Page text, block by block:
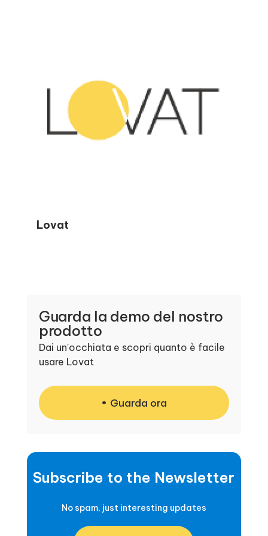
Lovat
Guarda la demo del nostro
prodotto
Dai un'occhiata e scopri quanto è facile
usare Lovat
Guarda ora
Subscribe to the Newsletter
No spam, just interesting updates